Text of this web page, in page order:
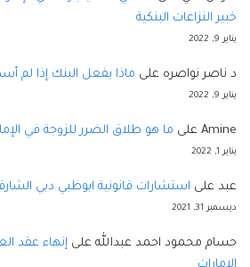
خبير النزاعات البنكية
يناير 9, 2022
د ناصر نواصره على ماذا يفعل البنك إذا لم
يناير 9, 2022
Amine على ما هو طلاق الضرر للزوجة في
يناير 1, 2022
عبد على استشارات قانونية ابوظبي دبي الشارقة
ديسمبر 31, 2021
حسام محمود احمد عبدالله على إنهاء عقد